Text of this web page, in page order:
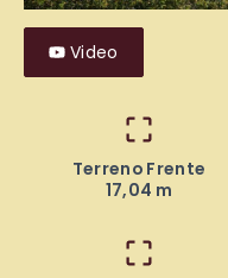
Video
Terreno Frente
17,04 m